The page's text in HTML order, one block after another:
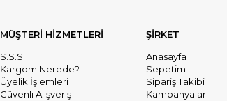
MÜŞTERİ HİZMETLERİ
S.S.S.
Kargom Nerede?
Üyelik İşlemleri
Güvenli Alışveriş
ŞİRKET
Anasayfa
Sepetim
Sipariş Takibi
Kampanyalar